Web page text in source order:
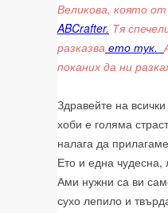
Великова, която
ABCrafter. Тя
разказва ето тук.
поканих да ни
Здравейте на
хоби е голяма
налага да
Ето и една чудесна,
Ами нужни са ви
сухо лепило и